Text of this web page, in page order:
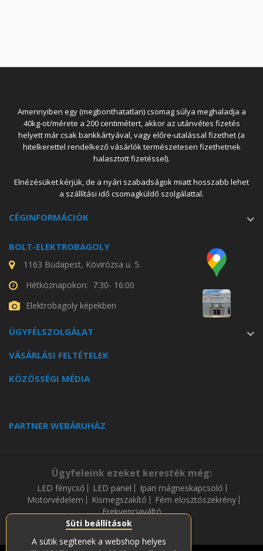
Süti beállítások
A sütik segítenek a webshop helyes
Amennyiben egy (megbonthatatlan) csomag súlya meghaladja a
40kg-ot/mérete a 200 centimétert, akkor az utánvétes fizetés
helyett már csak bankkártyával, vagy előre-utalással fizethet (a
hitelkerettel rendelkező vásárlók természetesen fizethetnek
halasztott fizetéssel).
Elnézésüket kérjük, de a nyári szabadságok miatt hosszabb lehet
a szállítási idő csomagküldő szolgálattal.
CÉGINFORMÁCIÓK
BOLT-ELEKTROBAGOLY
1163 Budapest, Kövirózsa u. 5.
Hétköznapokon: 7:30- 16:00
Elektrobagoly képekben
ÜGYFÉLSZOLGÁLAT
VÁSÁRLÁSI FELTÉTELEK
KÖZÖSSÉGI MÉDIA
PARTNER WEBÁRUHÁZ
Ügyfeleink ezeket keresték még:
LED fénycső LED panel
Ipari mágneskapcsoló
Motorvédelem
Kismegszakító
Fém elosztószekrény
Frekvenciaváltó